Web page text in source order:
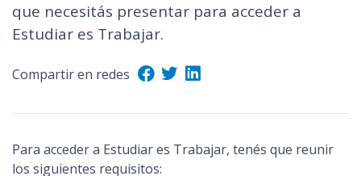
n
p
l
que necesitás presentar para acceder a
Estudiar es Trabajar.
Compartir en redes
Para acceder a Estudiar es Trabajar, tenés que reunir
los siguientes requisitos: